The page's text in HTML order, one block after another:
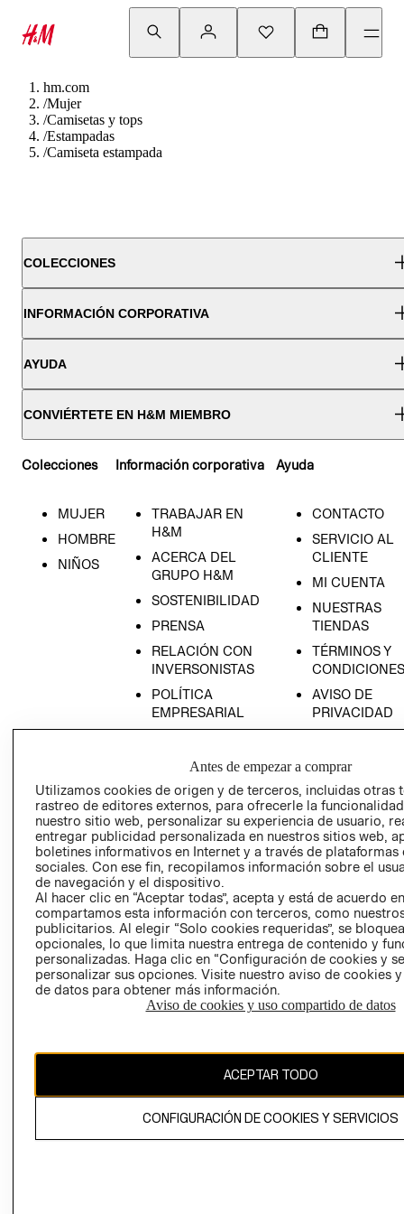
hm.com
/Mujer
/Camisetas y tops
/Estampadas
/Camiseta estampada
COLECCIONES
INFORMACIÓN CORPORATIVA
AYUDA
CONVIÉRTETE EN H&M MIEMBRO
Colecciones
MUJER
HOMBRE
NIÑOS
Información corporativa
TRABAJAR EN
H&M
ACERCA DEL
GRUPO H&M
SOSTENIBILIDAD
PRENSA
RELACIÓN CON
INVERSONISTAS
POLÍTICA
EMPRESARIAL
Ayuda
CONTACTO
SERVICIO AL
CLIENTE
MI CUENTA
NUESTRAS
TIENDAS
TÉRMINOS Y
CONDICIONES
AVISO DE
PRIVACIDAD
AVISO DE
LIBRO DE
Ecuador ($)
CAMBIAR REGIÓN
propiedad de H&M Hennes & Mauritz AB.
Antes de empezar a comprar
Utilizamos cookies de origen y de terceros, incluidas otras
rastreo de editores externos, para ofrecerle la
nuestro sitio web, personalizar su experiencia de usuario,
entregar publicidad personalizada en nuestros sitios web,
boletines informativos en Internet y a través de plataformas
sociales. Con ese fin, recopilamos información sobre el
de navegación y el dispositivo.
Al hacer clic en “Aceptar todas”, acepta y está de acuerdo
compartamos esta información con terceros, como
publicitarios. Al elegir “Solo cookies requeridas”, se
opcionales, lo que limita nuestra entrega de contenido y
personalizadas. Haga clic en “Configuración de cookies y
personalizar sus opciones. Visite nuestro aviso de cookies
de datos para obtener más información.
Aviso de cookies y uso compartido de datos
ACEPTAR TODO
CONFIGURACIÓN DE COOKIES Y SERVICIOS